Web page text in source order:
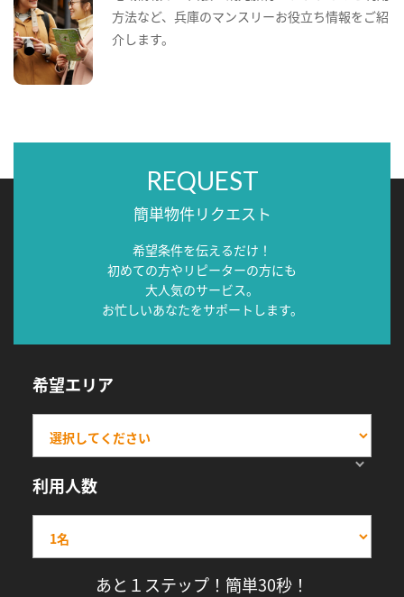
方法など、兵庫のマンスリーお役立ち情報をご紹
介します。
REQUEST
簡単物件リクエスト
希望条件を伝えるだけ！
初めての方やリピーターの方にも
大人気のサービス。
お忙しいあなたをサポートします。
希望エリア
利用人数
あと１ステップ！簡単30秒！